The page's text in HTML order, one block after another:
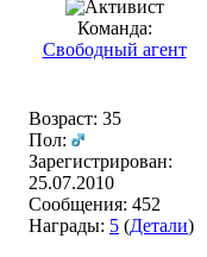
Команда:
Свободный агент
Возраст: 35
Пол:
Зарегистрирован:
25.07.2010
Сообщения: 452
Награды: 5 (Детали)